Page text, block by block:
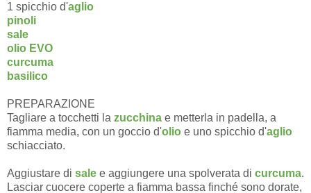
1 spicchio d'aglio
pinoli
sale
olio EVO
curcuma
basilico
PREPARAZIONE
Tagliare a tocchetti la zucchina e metterla in padella, a
fiamma media, con un goccio d'olio e uno spicchio d'aglio
schiacciato.
Aggiustare di sale e aggiungere una spolverata di curcuma.
Lasciar cuocere coperte a fiamma bassa finché sono dorate,